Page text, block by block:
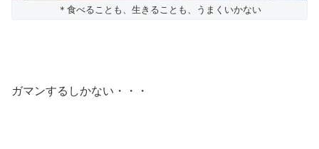
＊食べることも、生きることも、うまくいかない
ガマンするしかない・・・